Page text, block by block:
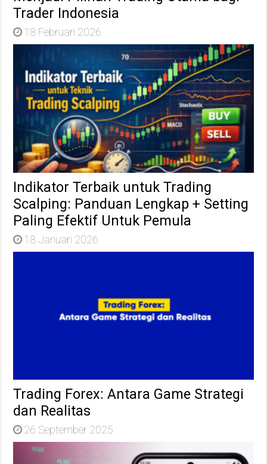
Trader Indonesia
18 Februari 2026
Indikator Terbaik untuk Trading
Scalping: Panduan Lengkap + Setting
Paling Efektif Untuk Pemula
18 Januari 2026
Trading Forex: Antara Game Strategi
dan Realitas
26 September 2025